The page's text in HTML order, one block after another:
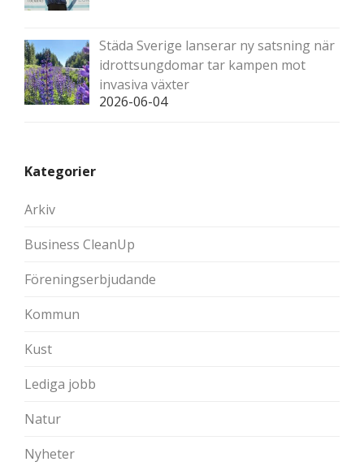
Städa Sverige lanserar ny satsning när
idrottsungdomar tar kampen mot
invasiva växter
2026-06-04
Kategorier
Arkiv
Business CleanUp
Föreningserbjudande
Kommun
Kust
Lediga jobb
Natur
Nyheter